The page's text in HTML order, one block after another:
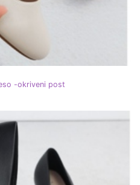
-okriveni post